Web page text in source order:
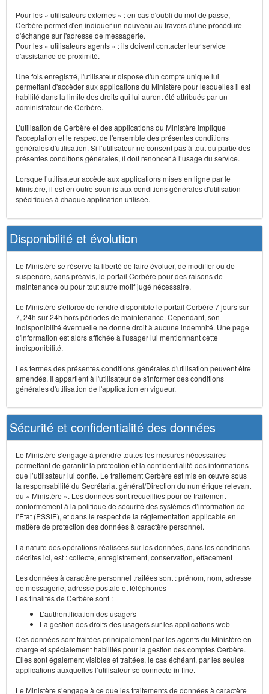
Pour les « utilisateurs externes » : en cas d'oubli du mot de passe,
Cerbère permet d'en indiquer un nouveau au travers d'une procédure
d'échange sur l'adresse de messagerie.
Pour les « utilisateurs agents » : ils doivent contacter leur service
d'assistance de proximité.
Une fois enregistré, l'utilisateur dispose d'un compte unique lui
permettant d'accèder aux applications du Ministère pour lesquelles il est
habilité dans la limite des droits qui lui auront été attribués par un
administrateur de Cerbère.
L’utilisation de Cerbère et des applications du Ministère implique
l'acceptation et le respect de l'ensemble des présentes conditions
générales d'utilisation. Si l’utilisateur ne consent pas à tout ou partie des
présentes conditions générales, il doit renoncer à l’usage du service.
Lorsque l’utilisateur accède aux applications mises en ligne par le
Ministère, il est en outre soumis aux conditions générales d'utilisation
spécifiques à chaque application utilisée.
Disponibilité et évolution
Le Ministère se réserve la liberté de faire évoluer, de modifier ou de
suspendre, sans préavis, le portail Cerbère pour des raisons de
maintenance ou pour tout autre motif jugé nécessaire.
Le Ministère s'efforce de rendre disponible le portail Cerbère 7 jours sur
7, 24h sur 24h hors périodes de maintenance. Cependant, son
indisponibilité éventuelle ne donne droit à aucune indemnité. Une page
d'information est alors affichée à l'usager lui mentionnant cette
indisponibilité.
Les termes des présentes conditions générales d'utilisation peuvent être
amendés. Il appartient à l'utilisateur de s'informer des conditions
générales d'utilisation de l'application en vigueur.
Sécurité et confidentialité des données
Le Ministère s'engage à prendre toutes les mesures nécessaires
permettant de garantir la protection et la confidentialité des informations
que l’utilisateur lui confie. Le traitement Cerbère est mis en œuvre sous
la responsabilité du Secrétariat général/Direction du numérique relevant
du « Ministère ». Les données sont recueillies pour ce traitement
conformément à la politique de sécurité des systèmes d’information de
l’État (PSSIE), et dans le respect de la réglementation applicable en
matière de protection des données à caractère personnel.
La nature des opérations réalisées sur les données, dans les conditions
décrites ici, est : collecte, enregistrement, conservation, effacement
Les données à caractère personnel traitées sont : prénom, nom, adresse
de messagerie, adresse postale et téléphones
Les finalités de Cerbère sont :
L’authentification des usagers
La gestion des droits des usagers sur les applications web
Ces données sont traitées principalement par les agents du Ministère en
charge et spécialement habilités pour la gestion des comptes Cerbère.
Elles sont également visibles et traitées, le cas échéant, par les seules
applications auxquelles l’utilisateur se connecte in fine.
Le Ministère s’engage à ce que les traitements de données à caractère